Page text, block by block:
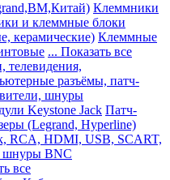
Клеммники
и клеммные блоки
керамические) Клеммные
... Показать все
телевидения,
разъёмы, патч-
шнуры
Keystone Jack Патч-
(Legrand, Hyperline)
RCA, HDMI, USB, SCART,
шнуры BNC
все